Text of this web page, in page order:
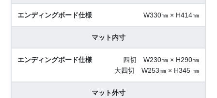
W330㎜ × H414㎜
マット内寸
四切 W230㎜ × H290㎜
大四切 W253㎜ × H345 ㎜
マット外寸